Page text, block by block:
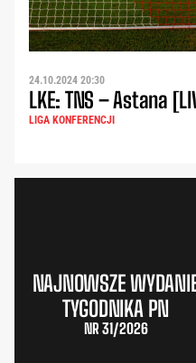
24.10.2024 20:30
LKE: TNS – Astana
LIGA KONFERENCJI
NAJNOWSZE
TYGODNIKA PN
NR 31/2026